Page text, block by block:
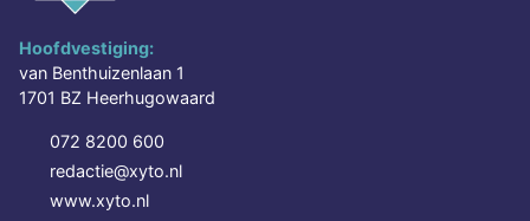
Hoofdvestiging:
van Benthuizenlaan 1
1701 BZ Heerhugowaard
072 8200 600
redactie@xyto.nl
www.xyto.nl